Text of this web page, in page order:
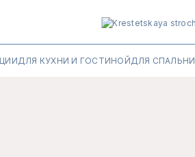
ДЛЯ КУХНИ И ГОСТИНОЙДЛЯ СПАЛЬНИ